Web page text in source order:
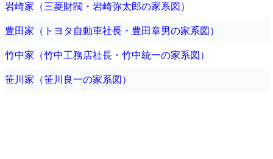
岩崎家（三菱財閥・岩崎弥太郎の家系図）
豊田家（トヨタ自動車社長・豊田章男の家系図）
竹中家（竹中工務店社長・竹中統一の家系図）
笹川家（笹川良一の家系図）